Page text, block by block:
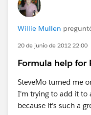
Willie Mullen
20 de junio de 2012 22:00
Formula help for
SteveMo turned me
I'm trying to add it to
because it's such a